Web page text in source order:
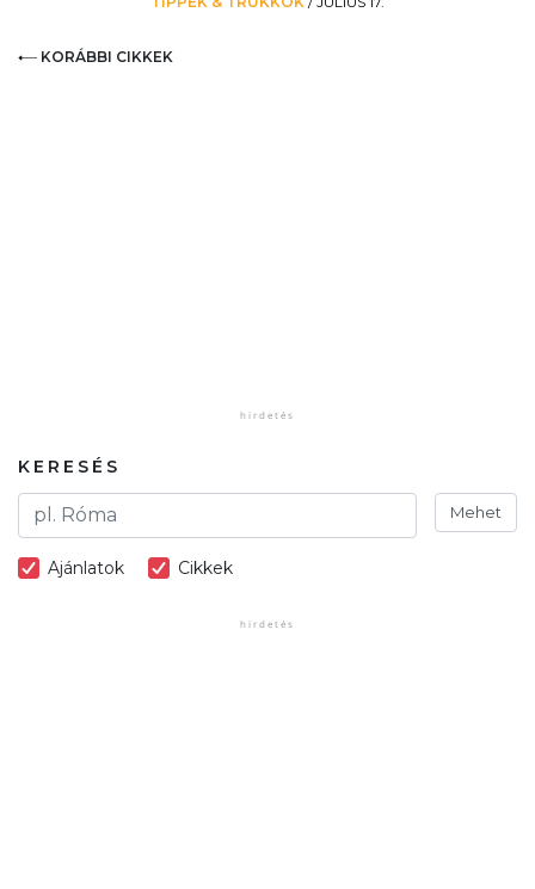
KORÁBBI CIKKEK
KERESÉS
Mehet
Ajánlatok Cikkek